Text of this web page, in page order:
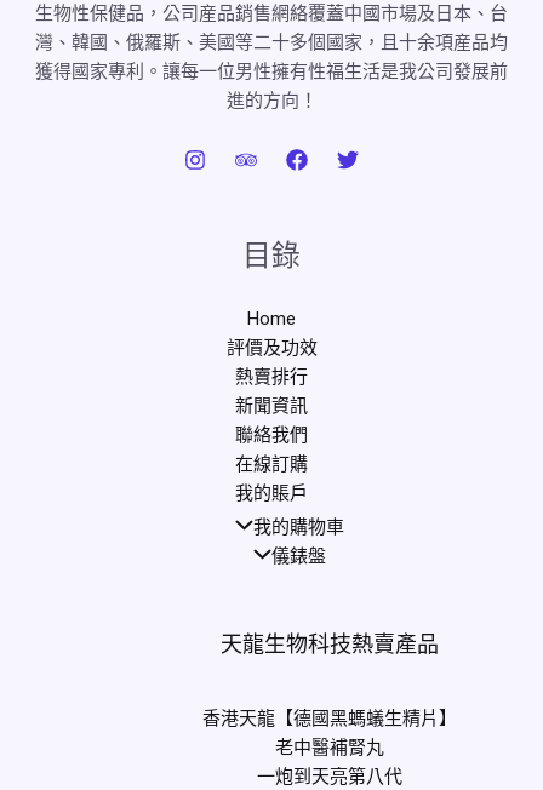
生物性保健品，公司産品銷售網絡覆蓋中國市場及日本、台
灣、韓國、俄羅斯、美國等二十多個國家，且十余項産品均
獲得國家專利。讓每一位男性擁有性福生活是我公司發展前
進的方向！
目錄
Home
評價及功效
熱賣排行
新聞資訊
聯絡我們
在線訂購
我的賬戶
我的購物車
儀錶盤
天龍生物科技熱賣產品
香港天龍【德國黑螞蟻生精片】
老中醫補腎丸
一炮到天亮第八代